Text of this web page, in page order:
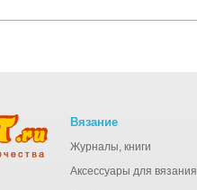
Вязание
Журналы, книги
Аксессуары для вязания